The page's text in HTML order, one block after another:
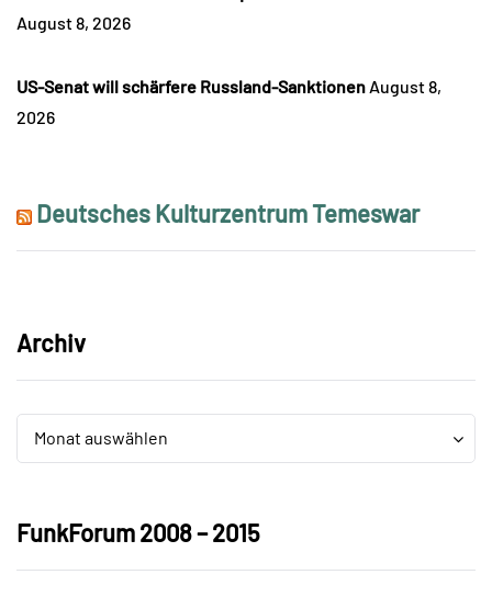
August 8, 2026
US-Senat will schärfere Russland-Sanktionen August 8,
2026
Deutsches Kulturzentrum Temeswar
Archiv
Archiv
Monat auswählen
Archiv
FunkForum 2008 – 2015